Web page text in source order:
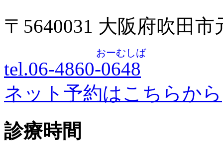
〒5640031 大阪府吹田
tel.06-4860-0648
おーむしば
ネット予約はこちらから
診療時間